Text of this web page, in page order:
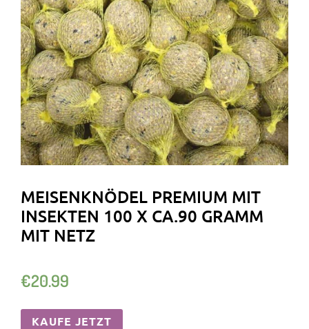
MEISENKNÖDEL PREMIUM MIT
INSEKTEN 100 X CA.90 GRAMM
MIT NETZ
€20.99
KAUFE JETZT